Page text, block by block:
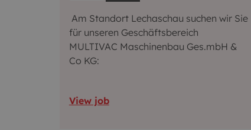
Am Standort Lechaschau suchen wir Sie
für unseren Geschäftsbereich
MULTIVAC Maschinenbau Ges.mbH &
Co KG:
View job